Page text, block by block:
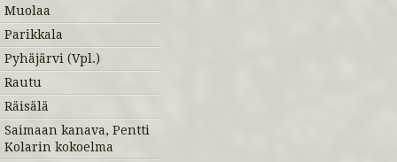
Muolaa
Parikkala
Pyhäjärvi (Vpl.)
Rautu
Räisälä
Saimaan kanava, Pentti
Kolarin kokoelma